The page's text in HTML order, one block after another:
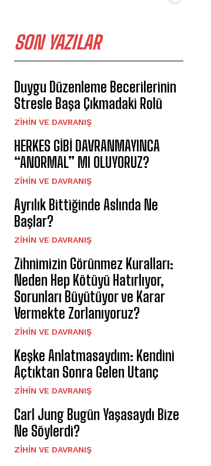
SON YAZILAR
Duygu Düzenleme Becerilerinin
Stresle Başa Çıkmadaki Rolü
⁠ZIHIN VE DAVRANIŞ
HERKES GİBİ DAVRANMAYINCA
“ANORMAL” MI OLUYORUZ?
⁠ZIHIN VE DAVRANIŞ
Ayrılık Bittiğinde Aslında Ne
Başlar?
⁠ZIHIN VE DAVRANIŞ
Zihnimizin Görünmez Kuralları:
Neden Hep Kötüyü Hatırlıyor,
Sorunları Büyütüyor ve Karar
Vermekte Zorlanıyoruz?
⁠ZIHIN VE DAVRANIŞ
Keşke Anlatmasaydım: Kendini
Açtıktan Sonra Gelen Utanç
⁠ZIHIN VE DAVRANIŞ
Carl Jung Bugün Yaşasaydı Bize
Ne Söylerdi?
⁠ZIHIN VE DAVRANIŞ